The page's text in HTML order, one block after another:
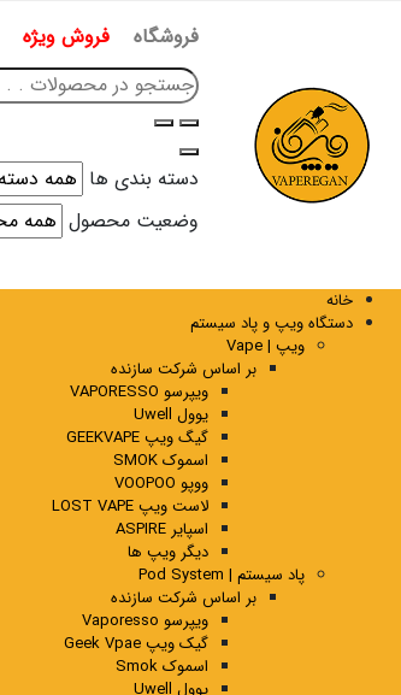
فروشگاه فروش ویژه
دسته بندی ها
وضعیت محصول
خانه
دستگاه ویپ و پاد سیستم
ویپ | Vape
بر اساس شرکت سازنده
ویپرسو VAPORESSO
یوول Uwell
گیگ ویپ GEEKVAPE
اسموک SMOK
ووپو VOOPOO
لاست ویپ LOST VAPE
اسپایر ASPIRE
دیگر ویپ ها
پاد سیستم | Pod System
بر اساس شرکت سازنده
ویپرسو Vaporesso
گیک ویپ Geek Vpae
اسموک Smok
یوول Uwell